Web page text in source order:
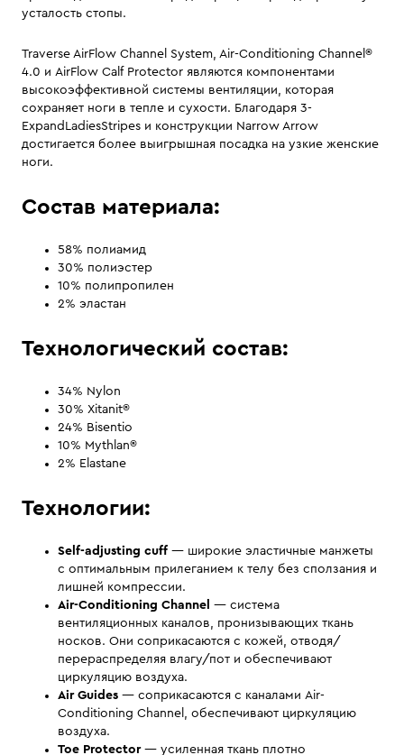
усталость стопы.
Traverse AirFlow Channel System, Air-Conditioning Channel®
4.0 и AirFlow Calf Protector являются компонентами
высокоэффективной системы вентиляции, которая
сохраняет ноги в тепле и сухости. Благодаря 3-
ExpandLadiesStripes и конструкции Narrow Arrow
достигается более выигрышная посадка на узкие женские
ноги.
Состав материала:
58% полиамид
30% полиэстер
10% полипропилен
2% эластан
Технологический состав:
34% Nylon
30% Xitanit®
24% Bisentio
10% Mythlan®
2% Elastane
Технологии:
Self-adjusting cuff — широкие эластичные манжеты
с оптимальным прилеганием к телу без сползания и
лишней компрессии.
Air-Conditioning Channel — система
вентиляционных каналов, пронизывающих ткань
носков. Они соприкасаются с кожей, отводя/
перераспределяя влагу/пот и обеспечивают
циркуляцию воздуха.
Air Guides — соприкасаются с каналами Air-
Conditioning Channel, обеспечивают циркуляцию
воздуха.
Toe Protector— усиленная ткань плотно